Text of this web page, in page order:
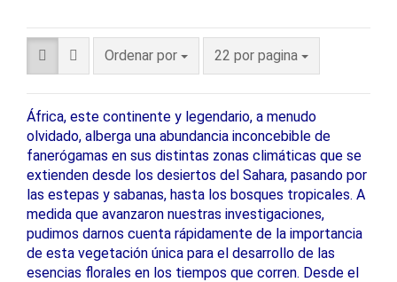
Ordenar por 22 por pagina
África, este continente y legendario, a menudo
olvidado, alberga una abundancia inconcebible de
fanerógamas en sus distintas zonas climáticas que se
extienden desde los desiertos del Sahara, pasando por
las estepas y sabanas, hasta los bosques tropicales. A
medida que avanzaron nuestras investigaciones,
pudimos darnos cuenta rápidamente de la importancia
de esta vegetación única para el desarrollo de las
esencias florales en los tiempos que corren. Desde el